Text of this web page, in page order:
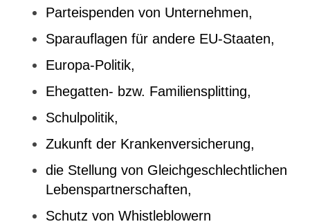
Parteispenden von Unternehmen,
Sparauflagen für andere EU-Staaten,
Europa-Politik,
Ehegatten- bzw. Familiensplitting,
Schulpolitik,
Zukunft der Krankenversicherung,
die Stellung von Gleichgeschlechtlichen
Lebenspartnerschaften,
Schutz von Whistleblowern